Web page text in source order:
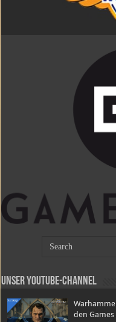
Unser Youtube-Channel
den